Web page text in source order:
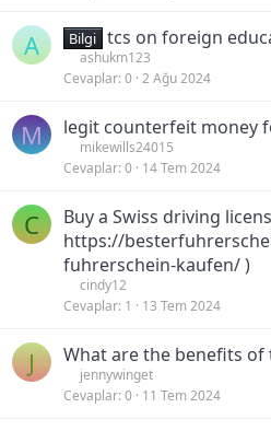
A Bilgi tcs on foreign
ashukm123
Cevaplar 0 2 Ağu 2024
M legit counterfeit money
mikewills24015
Cevaplar 0 14 Tem 2024
C
Buy a Swiss driving
https://
fuhrerschein-kaufen/ )
cindy12
Cevaplar 1 13 Tem 2024
J What are the benefits of
jennywinget
Cevaplar 0 11 Tem 2024